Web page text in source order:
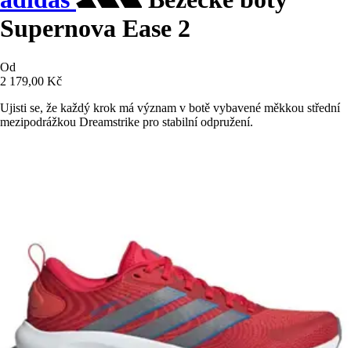
Supernova Ease 2
Od
2 179,00 Kč
Ujisti se, že každý krok má význam v botě vybavené měkkou střední
mezipodrážkou Dreamstrike pro stabilní odpružení.